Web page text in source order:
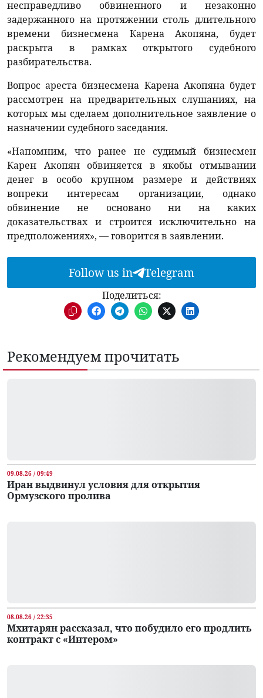
несправедливо обвиненного и незаконно
задержанного на протяжении столь длительного
времени бизнесмена Карена Акопяна, будет
раскрыта в рамках открытого судебного
разбирательства.
Вопрос ареста бизнесмена Карена Акопяна будет
рассмотрен на предварительных слушаниях, на
которых мы сделаем дополнительное заявление о
назначении судебного заседания.
«Напомним, что ранее не судимый бизнесмен
Карен Акопян обвиняется в якобы отмывании
денег в особо крупном размере и действиях
вопреки интересам организации, однако
обвинение не основано ни на каких
доказательствах и строится исключительно на
предположениях», — говорится в заявлении.
Follow us in Telegram
Поделиться:
Рекомендуем прочитать
09.08.26 / 09:49
Иран выдвинул условия для открытия
Ормузского пролива
08.08.26 / 22:35
Мхитарян рассказал, что побудило его продлить
контракт с «Интером»